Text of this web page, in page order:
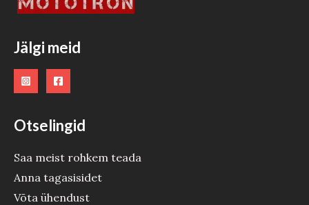
Jälgi meid
Otselingid
Saa meist rohkem teada
Anna tagasisidet
Võta ühendust